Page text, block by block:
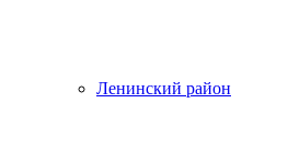
Ленинский район